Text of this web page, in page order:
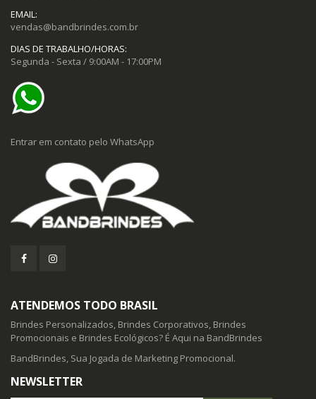
EMAIL:
vendas@bandbrindes.com.br
DIAS DE TRABALHO/HORAS:
Segunda - Sexta / 9:00AM - 17:00PM
Entrar em contato pelo WhatsApp
ATENDEMOS TODO BRASIL
Brindes Personalizados, Brindes Corporativos, Brindes
Promocionais e Brindes Ecológicos? É Aqui na BandBrindes
BandBrindes, Sua Jogada de Marketing Promocional.
NEWSLETTER